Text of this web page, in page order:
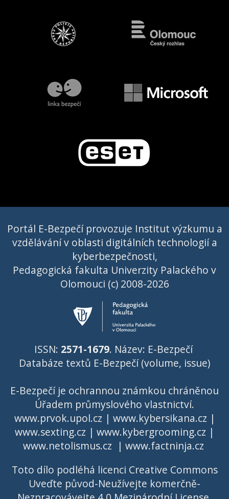
Portál E-Bezpečí provozuje Institut výzkumu a
vzdělávání v oblasti digitálních technologií a
kyberbezpečnosti,
Pedagogická fakulta Univerzity Palackého v
Olomouci (c) 2008-2026
ISSN: 2571-1679. Název: E-Bezpečí
Databáze textů E-Bezpečí (volume, issue)
E-Bezpečí je ochrannou známkou chráněnou
Úřadem průmyslového vlastnictví.
www.prvok.upol.cz | www.kybersikana.cz |
www.sexting.cz | www.kybergrooming.cz |
www.netolismus.cz | www.factninja.cz
Toto dílo podléhá licenci Creative Commons
Uveďte původ-Neužívejte komerčně-